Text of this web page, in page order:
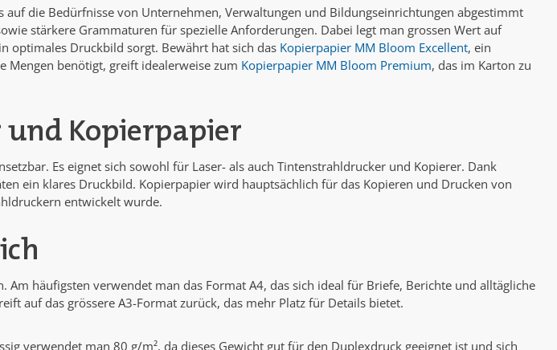
die Bedürfnisse von Unternehmen, Verwaltungen und Bildungseinrichtungen abgestimmt
stärkere Grammaturen für spezielle Anforderungen. Dabei legt man grossen Wert auf
optimales Druckbild sorgt. Bewährt hat sich das Kopierpapier MM Bloom Excellent, ein
Mengen benötigt, greift idealerweise zum Kopierpapier MM Bloom Premium, das im Karton zu
Kopierpapier
Es eignet sich sowohl für Laser- als auch Tintenstrahldrucker und Kopierer. Dank
ein klares Druckbild. Kopierpapier wird hauptsächlich für das Kopieren und Drucken von
entwickelt wurde.
häufigsten verwendet man das Format A4, das sich ideal für Briefe, Berichte und alltägliche
auf das grössere A3-Format zurück, das mehr Platz für Details bietet.
verwendet man 80 g/m², da dieses Gewicht gut für den Duplexdruck geeignet ist und sich